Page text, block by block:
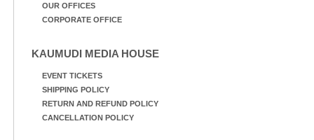
OUR OFFICES
CORPORATE OFFICE
KAUMUDI MEDIA HOUSE
EVENT TICKETS
SHIPPING POLICY
RETURN AND REFUND POLICY
CANCELLATION POLICY